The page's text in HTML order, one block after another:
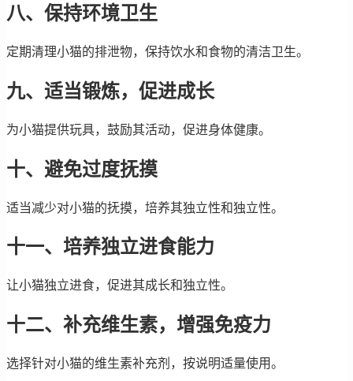
八、保持环境卫生
定期清理小猫的排泄物，保持饮水和食物的清洁卫生。
九、适当锻炼，促进成长
为小猫提供玩具，鼓励其活动，促进身体健康。
十、避免过度抚摸
适当减少对小猫的抚摸，培养其独立性和独立性。
十一、培养独立进食能力
让小猫独立进食，促进其成长和独立性。
十二、补充维生素，增强免疫力
选择针对小猫的维生素补充剂，按说明适量使用。